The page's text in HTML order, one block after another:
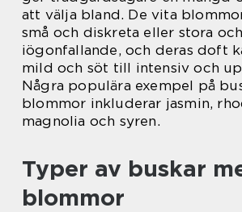
att välja bland. De vita
små och diskreta eller stora och
iögonfallande, och deras doft
mild och söt till intensiv och
Några populära exempel på
blommor inkluderar jasmin,
magnolia och syren.
Typer av buskar
blommor